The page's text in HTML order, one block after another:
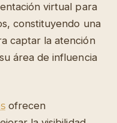
virtual para
constituyendo una
captar la atención
área de influencia
ofrecen